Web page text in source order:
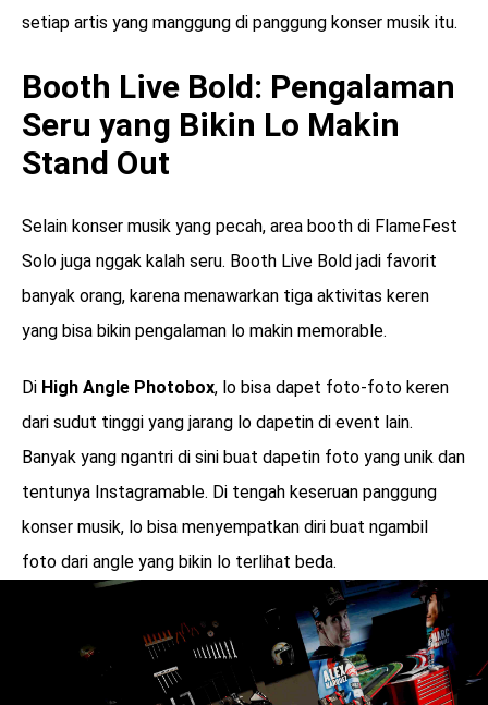
setiap artis yang manggung di panggung konser musik itu.
Booth Live Bold: Pengalaman
Seru yang Bikin Lo Makin
Stand Out
Selain konser musik yang pecah, area booth di FlameFest
Solo juga nggak kalah seru. Booth Live Bold jadi favorit
banyak orang, karena menawarkan tiga aktivitas keren
yang bisa bikin pengalaman lo makin memorable.
Di High Angle Photobox, lo bisa dapet foto-foto keren
dari sudut tinggi yang jarang lo dapetin di event lain.
Banyak yang ngantri di sini buat dapetin foto yang unik dan
tentunya Instagramable. Di tengah keseruan panggung
konser musik, lo bisa menyempatkan diri buat ngambil
foto dari angle yang bikin lo terlihat beda.